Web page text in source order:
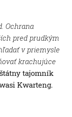
Ochrana
pred prudkým
v priemysle
krachujúce
tajomník
Kwarteng.